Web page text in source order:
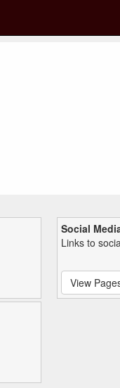
Social
Links to
View